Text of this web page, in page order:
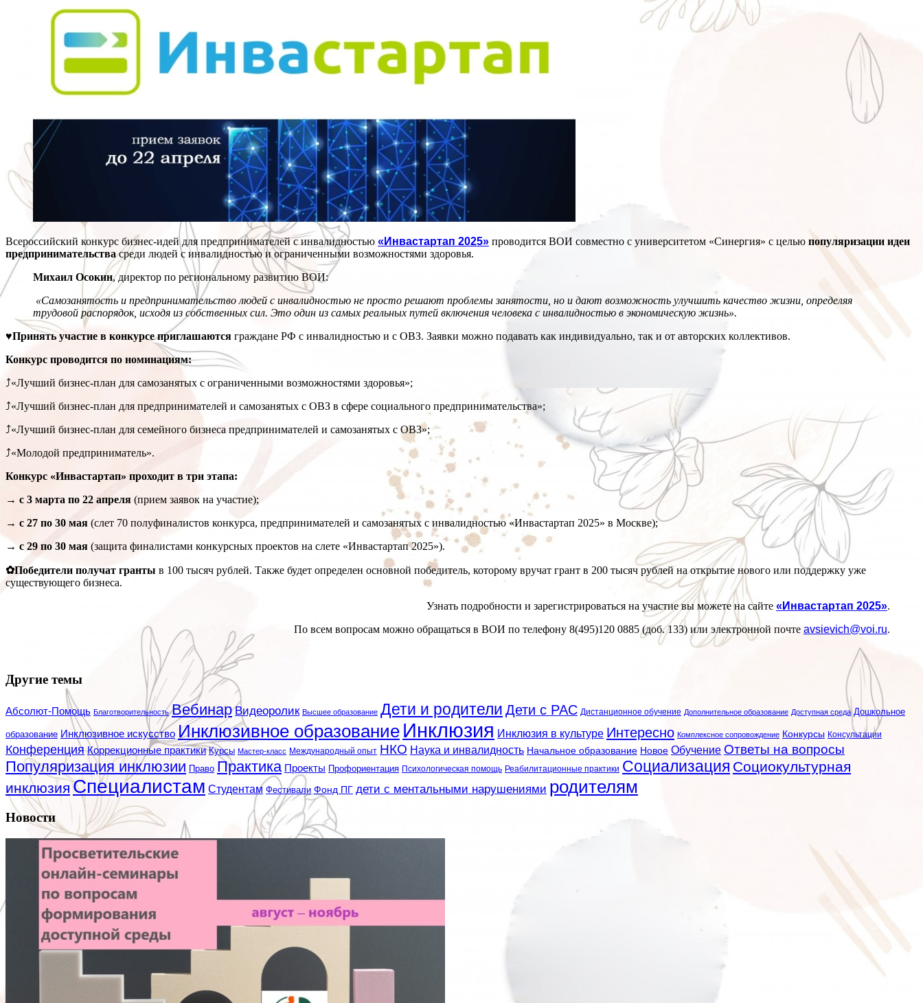
Всероссийский конкурс бизнес-идей для предпринимателей с инвалидностью «Инвастартап 2025» проводится ВОИ совместно с университетом «Синергия» с целью популяризации идеи
предпринимательствасреди людей с инвалидностью и ограниченными возможностями здоровья.
Михаил Осокин, директор по региональному развитию ВОИ:
«Самозанятость и предпринимательство людей с инвалидностью не просто решают проблемы занятости, но и дают возможность улучшить качество жизни, определяя
трудовой распорядок, исходя из собственных сил. Это один из самых реальных путей включения человека с инвалидностью в экономическую жизнь».
♥Принять участие в конкурсе приглашаются граждане РФ с инвалидностью и с ОВЗ. Заявки можно подавать как индивидуально, так и от авторских коллективов.
Конкурс проводится по номинациям:
⤴«Лучший бизнес-план для самозанятых с ограниченными возможностями здоровья»;
⤴«Лучший бизнес-план для предпринимателей и самозанятых с ОВЗ в сфере социального предпринимательства»;
⤴«Лучший бизнес-план для семейного бизнеса предпринимателей и самозанятых с ОВЗ»;
⤴«Молодой предприниматель».
Конкурс «Инвастартап» проходит в три этапа:
→ с 3 марта по 22 апреля (прием заявок на участие);
→ с 27 по 30 мая (слет 70 полуфиналистов конкурса, предпринимателей и самозанятых с инвалидностью «Инвастартап 2025» в Москве);
→ с 29 по 30 мая (защита финалистами конкурсных проектов на слете «Инвастартап 2025»).
✿Победители получат гранты в 100 тысяч рублей. Также будет определен основной победитель, которому вручат грант в 200 тысяч рублей на открытие нового или поддержку уже
существующего бизнеса.
Узнать подробности и зарегистрироваться на участие вы можете на сайте «Инвастартап 2025».
По всем вопросам можно обращаться в ВОИ по телефону 8(495)120 0885 (доб. 133) или электронной почте avsievich@voi.ru.
Другие темы
Абсолют-Помощь Благотворительность Вебинар Видеоролик Высшее образование Дети и родители Дети с РАС Дистанционное обучение Дополнительное образование Доступная среда Дошкольное
образование Инклюзивное искусство Инклюзивное образование Инклюзия Инклюзия в культуре Интересно Комплексное сопровождение Конкурсы Консультации
Конференция Коррекционные практики Курсы Мастер-класс Международный опыт НКО Наука и инвалидность Начальное образование Новое Обучение Ответы на вопросы
Популяризация инклюзии Право Практика Проекты Профориентация Психологическая помощь Реабилитационные практики Социализация Социокультурная
инклюзия Специалистам Студентам Фестивали Фонд ПГ дети с ментальными нарушениями родителям
Новости